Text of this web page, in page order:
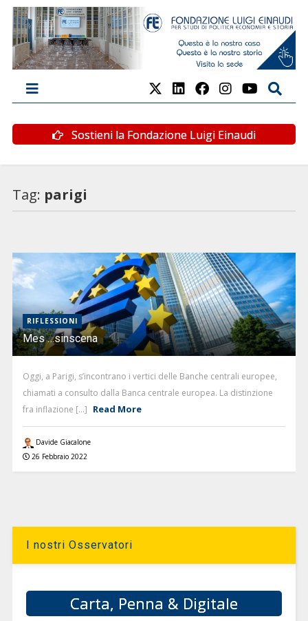
Sostieni la Fondazione Luigi Einaudi
Tag: parigi
RIFLESSIONI
Mes …sinscena
Oggi, a Parigi, s’incontrano i vertici delle Banche centrali europee,
chiamati a consulto dalla Banca centrale europea. La distinzione
fra inflazione [...] Read More
Davide Giacalone
26 Febbraio 2022
I nostri Osservatori
Carta, Penna & Digitale